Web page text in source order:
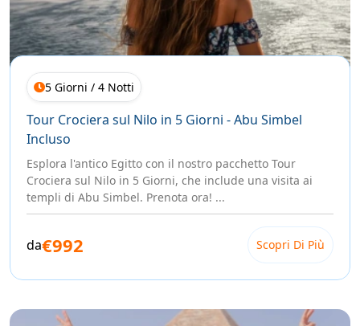
5 Giorni / 4 Notti
Tour Crociera sul Nilo in 5 Giorni - Abu Simbel
Incluso
Esplora l'antico Egitto con il nostro pacchetto Tour
Crociera sul Nilo in 5 Giorni, che include una visita ai
templi di Abu Simbel. Prenota ora! ...
da€992 Scopri Di Più